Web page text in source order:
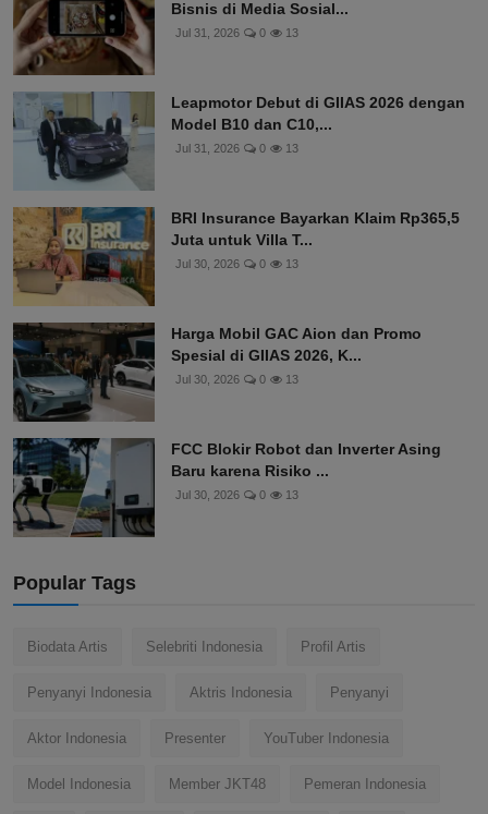
Bisnis di Media Sosial...
Jul 31, 2026 0 13
Leapmotor Debut di GIIAS 2026 dengan
Model B10 dan C10,...
Jul 31, 2026 0 13
BRI Insurance Bayarkan Klaim Rp365,5
Juta untuk Villa T...
Jul 30, 2026 0 13
Harga Mobil GAC Aion dan Promo
Spesial di GIIAS 2026, K...
Jul 30, 2026 0 13
FCC Blokir Robot dan Inverter Asing
Baru karena Risiko ...
Jul 30, 2026 0 13
Popular Tags
Biodata Artis Selebriti Indonesia Profil Artis
Penyanyi Indonesia Aktris Indonesia Penyanyi
Aktor Indonesia Presenter YouTuber Indonesia
Model Indonesia Member JKT48 Pemeran Indonesia